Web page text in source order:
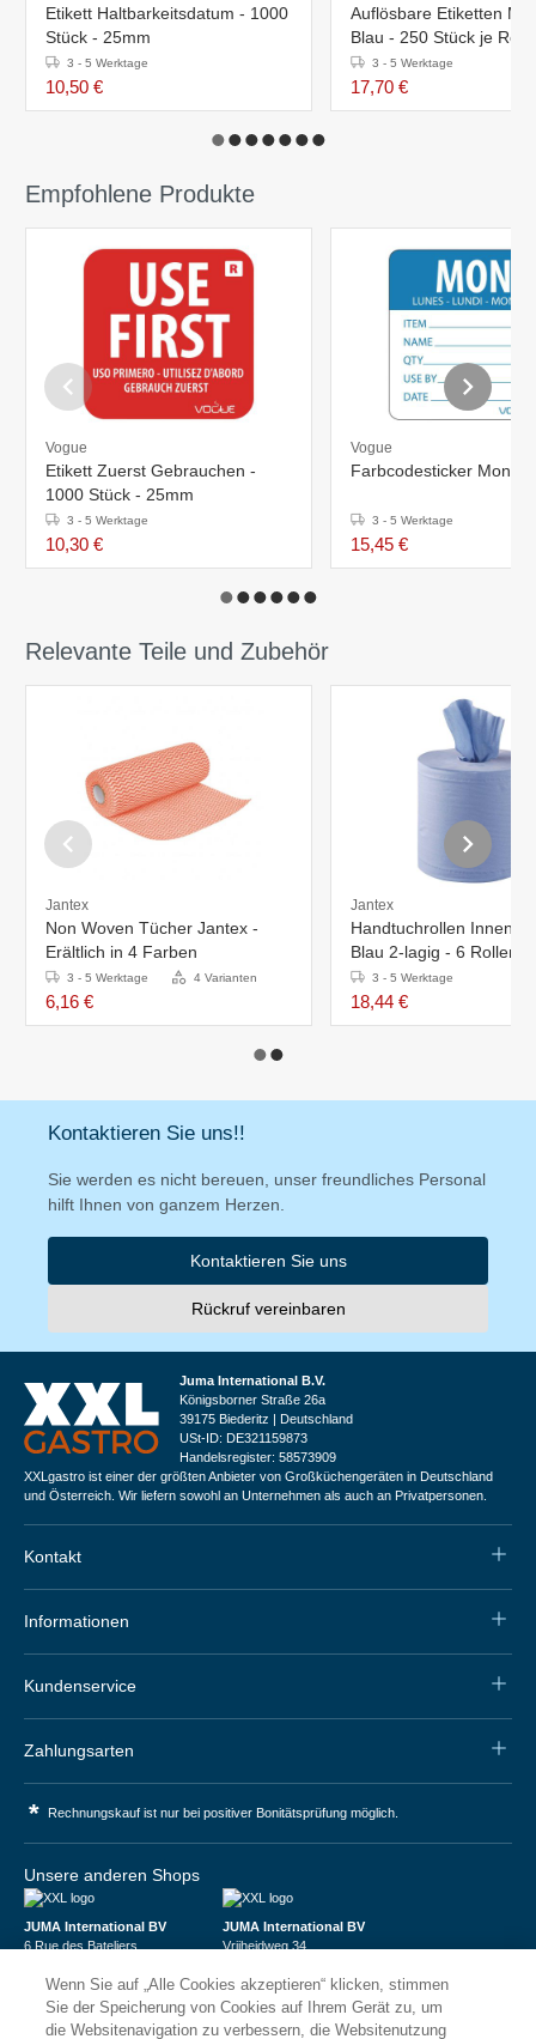
Etikett Haltbarkeitsdatum - 1000
Stück - 25mm
3 - 5 Werktage
10,50 €
Auflösbare Etiketten
Blau - 250 Stück je Rolle
3 - 5 Werktage
17,70 €
Empfohlene Produkte
Vogue
Etikett Zuerst Gebrauchen -
1000 Stück - 25mm
3 - 5 Werktage
10,30 €
Vogue
Farbcodesticker Montag
3 - 5 Werktage
15,45 €
Relevante Teile und Zubehör
Jantex
Non Woven Tücher Jantex -
Erältlich in 4 Farben
3 - 5 Werktage 4 Varianten
6,16 €
Jantex
Handtuchrollen
Blau 2-lagig - 6 Rollen
3 - 5 Werktage
18,44 €
Kontaktieren Sie uns!!
Sie werden es nicht bereuen, unser freundliches Personal
hilft Ihnen von ganzem Herzen.
Kontaktieren Sie uns
Rückruf vereinbaren
Juma International B.V.
Königsborner Straße 26a
39175 Biederitz | Deutschland
USt-ID: DE321159873
Handelsregister: 58573909
XXLgastro ist einer der größten Anbieter von Großküchengeräten in Deutschland
und Österreich. Wir liefern sowohl an Unternehmen als auch an Privatpersonen.
Kontakt
Informationen
Kundenservice
Zahlungsarten
* Rechnungskauf ist nur bei positiver Bonitätsprüfung möglich.
Unsere anderen Shops
JUMA International BV
6 Rue des Bateliers
Numéro de TVA : FR59815313275
Numéro Siren : 815313275
JUMA International BV
Vrijheidweg 34
BTW: NL853095048B01
K.V.K.: 58573909
Wenn Sie auf „Alle Cookies akzeptieren“ klicken, stimmen
Sie der Speicherung von Cookies auf Ihrem Gerät zu, um
die Websitenavigation zu verbessern, die Websitenutzung